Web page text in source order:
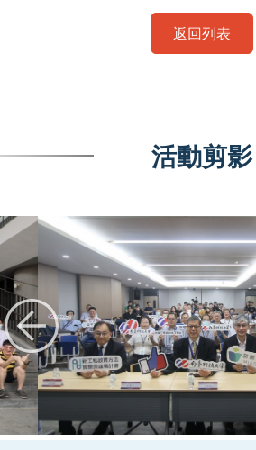
返回列表
活動剪影